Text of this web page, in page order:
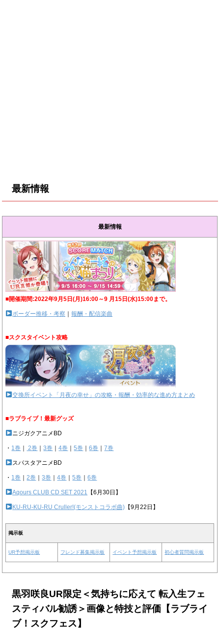
最新情報
最新情報
■開催期間:2022年9月5日(月)16:00～9 月15日(水)15:00まで。
ボーダー推移・考察 ｜報酬・配信楽曲
■スクスタイベント攻略
交換所イベント「月夜の幸せ」の攻略・報酬・効率的な進め方まとめ
■ラブライブ！最新グッズ
ニジガクアニメBD
・ 1巻 2巻 ｜3巻 ｜4巻 ｜5巻 ｜6巻 ｜7巻
スパスタアニメBD
・ 1巻 ｜2巻 ｜3巻 ｜4巻 ｜5巻 ｜6巻
Aqours CLUB CD SET 2021 【6月30日】
KU-RU-KU-RU Cruller!(モンストコラボ曲) 【9月22日】
掲示板
UR予想掲示板 フレンド募集掲示板 イベント予想掲示板 初心者質問掲示板
黒羽咲良UR限定＜気持ちに応えて 転入生フェ
スティバル勧誘＞画像と特技と評価【ラブライ
ブ！スクフェス】